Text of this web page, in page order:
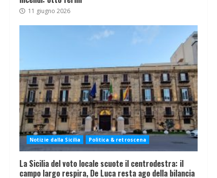
11 giugno 2026
Notizie dalla Sicilia Politica & retroscena
La Sicilia del voto locale scuote il centrodestra: il
campo largo respira, De Luca resta ago della bilancia